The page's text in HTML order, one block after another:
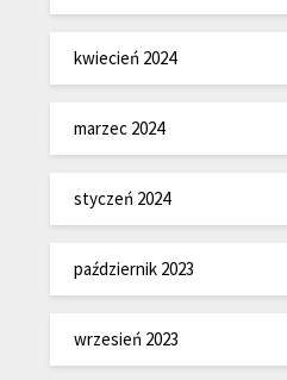
kwiecień 2024
marzec 2024
styczeń 2024
październik 2023
wrzesień 2023